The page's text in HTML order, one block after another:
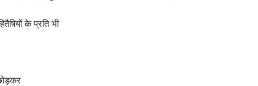
के प्रति भी